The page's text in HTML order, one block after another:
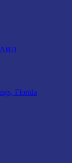
Florida